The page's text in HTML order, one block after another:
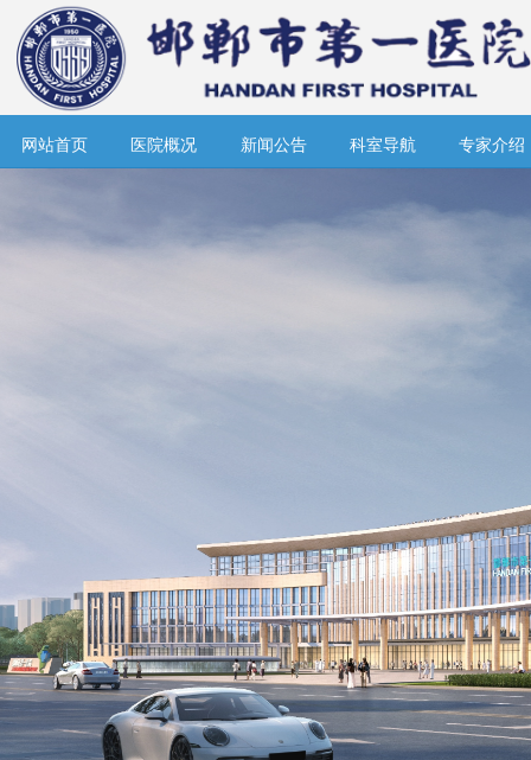
网站首页 医院概况 新闻公告 科室导航 专家介绍